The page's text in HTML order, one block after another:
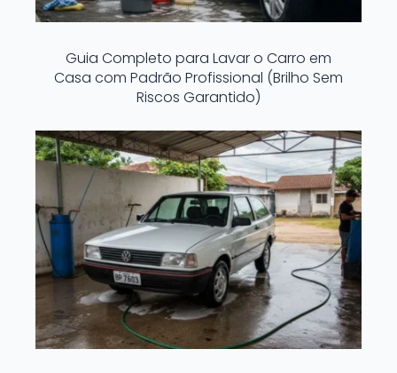
Guia Completo para Lavar o Carro em
Casa com Padrão Profissional (Brilho Sem
Riscos Garantido)